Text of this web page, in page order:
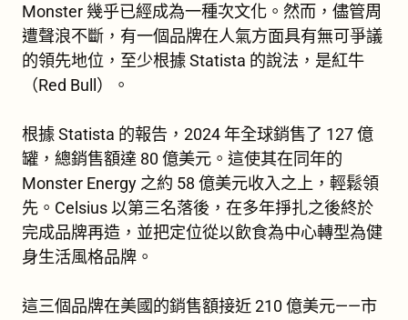
Monster 幾乎已經成為一種次文化。然而，儘管周
遭聲浪不斷，有一個品牌在人氣方面具有無可爭議
的領先地位，至少根據 Statista 的說法，是紅牛
（Red Bull）。
根據 Statista 的報告，2024 年全球銷售了 127 億
罐，總銷售額達 80 億美元。這使其在同年的
Monster Energy 之約 58 億美元收入之上，輕鬆領
先。Celsius 以第三名落後，在多年掙扎之後終於
完成品牌再造，並把定位從以飲食為中心轉型為健
身生活風格品牌。
這三個品牌在美國的銷售額接近 210 億美元——市